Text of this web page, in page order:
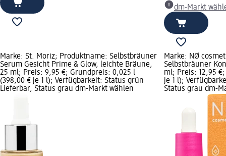
dm-Markt
Marke: St. Moriz; Produktname: Selbstbräuner
Serum Gesicht Prime & Glow, leichte Bräune,
25 ml; Preis: 9,95 €; Grundpreis: 0,025 l
(398,00 € je 1 l); Verfügbarkeit: Status grün
Lieferbar, Status grau dm-Markt wählen
Marke: NØ
Selbstbräuner
ml; Preis: 12,95
je 1 l);
Status grau dm-